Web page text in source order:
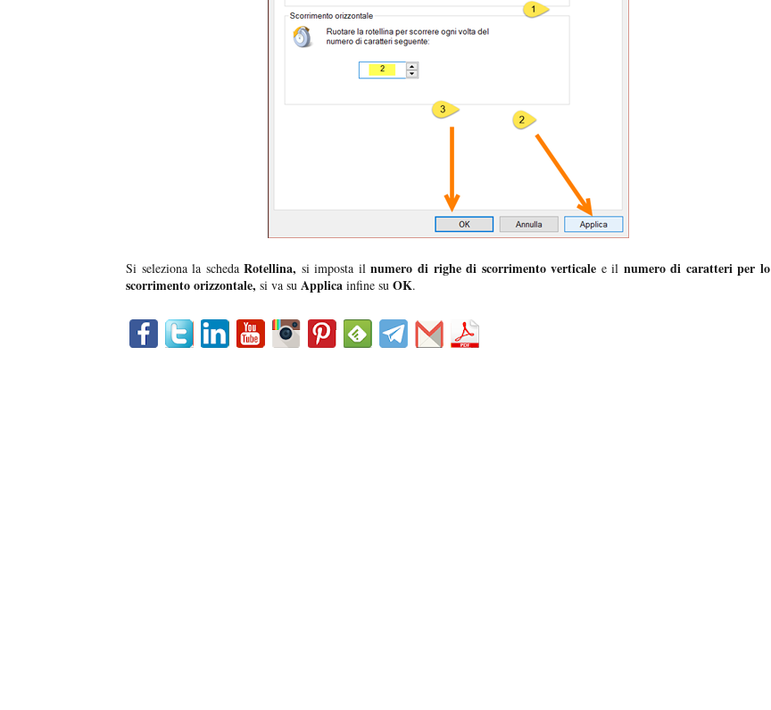
Si seleziona la schedaRotellina, si imposta ilnumero di righe di scorrimento verticale e il numero di caratteri per lo
scorrimento orizzontale, si va su Applica infine su OK.